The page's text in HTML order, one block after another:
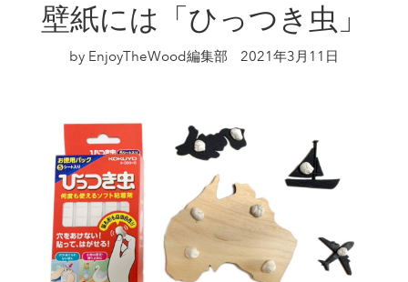
壁紙には「ひっつき虫」
by EnjoyTheWood編集部 2021年3月11日